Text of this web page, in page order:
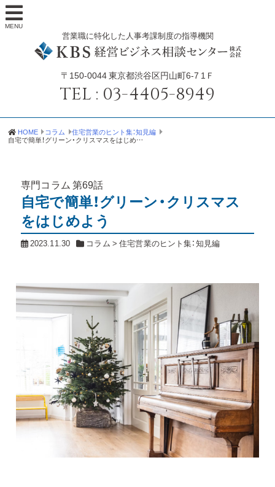
MENU
営業職に特化した人事考課制度の指導機関
〒150-0044東京都渋谷区円山町6-7 1Ｆ
TEL : 03-4405-8949
HOME コラム 住宅営業のヒント集：知見編
自宅で簡単！グリーン・クリスマスをはじめよう
専門コラム第69話
自宅で簡単！グリーン・クリスマス
をはじめよう
2023.11.30 コラム >住宅営業のヒント集：知見編